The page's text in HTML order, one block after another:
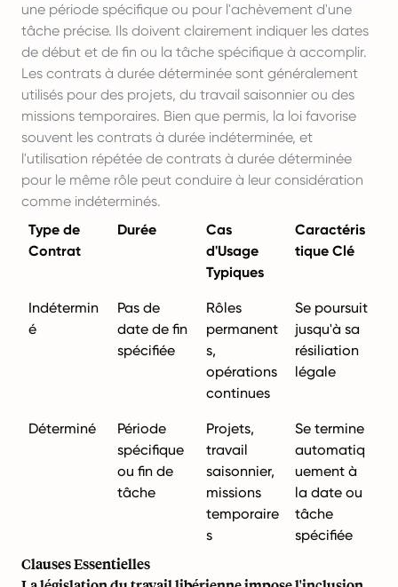
une période spécifique ou pour l'achèvement d'une
tâche précise. Ils doivent clairement indiquer les dates
de début et de fin ou la tâche spécifique à accomplir.
Les contrats à durée déterminée sont généralement
utilisés pour des projets, du travail saisonnier ou des
missions temporaires. Bien que permis, la loi favorise
souvent les contrats à durée indéterminée, et
l'utilisation répétée de contrats à durée déterminée
pour le même rôle peut conduire à leur considération
comme indéterminés.
Type de
Contrat
Durée
Cas
d'Usage
Typiques
Caractéris
tique Clé
Indétermin
é
Pas de
date de fin
spécifiée
Rôles
permanent
s,
opérations
continues
Se poursuit
jusqu'à sa
résiliation
légale
Déterminé
Période
spécifique
ou fin de
tâche
Projets,
travail
saisonnier,
missions
temporaire
s
Se termine
automatiq
uement à
la date ou
tâche
spécifiée
Clauses Essentielles